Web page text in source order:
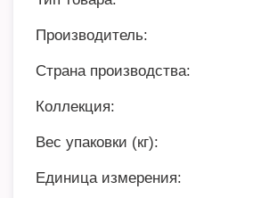
Производитель:
Страна производства:
Коллекция:
Вес упаковки (кг):
Единица измерения: